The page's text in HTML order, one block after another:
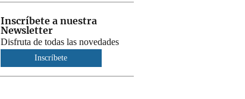
Inscríbete a nuestra
Newsletter
Disfruta de todas las novedades
Inscríbete